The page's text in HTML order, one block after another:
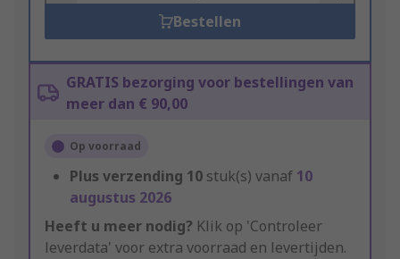
Bestellen
GRATIS bezorging voor bestellingen van
meer dan € 90,00
Op voorraad
Plus verzending 10 stuk(s) vanaf 10
augustus 2026
Heeft u meer nodig? Klik op 'Controleer
leverdata' voor extra voorraad en levertijden.